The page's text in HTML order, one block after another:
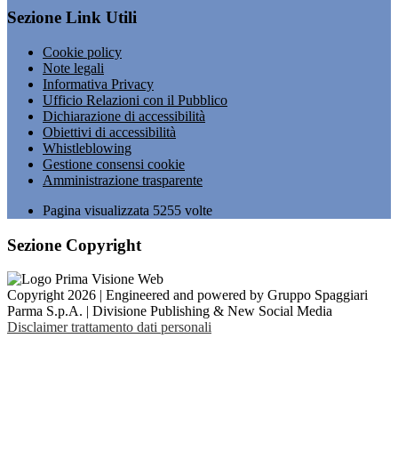
Sezione Link Utili
Cookie policy
Note legali
Informativa Privacy
Ufficio Relazioni con il Pubblico
Dichiarazione di accessibilità
Obiettivi di accessibilità
Whistleblowing
Gestione consensi cookie
Amministrazione trasparente
Pagina visualizzata 5255 volte
Sezione Copyright
Copyright 2026 | Engineered and powered by Gruppo Spaggiari
Parma S.p.A. | Divisione Publishing & New Social Media
Disclaimer trattamento dati personali